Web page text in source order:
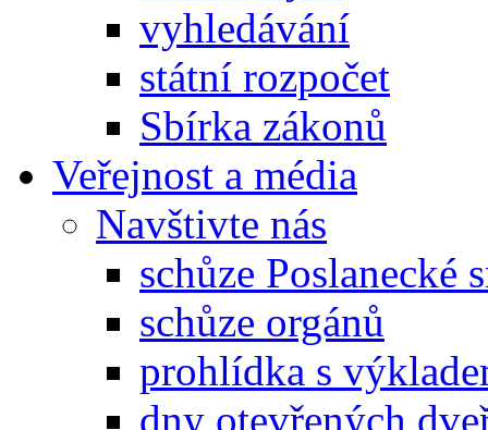
vyhledávání
státní rozpočet
Sbírka zákonů
Veřejnost a média
Navštivte nás
schůze Poslanecké
schůze orgánů
prohlídka s
dny otevřených